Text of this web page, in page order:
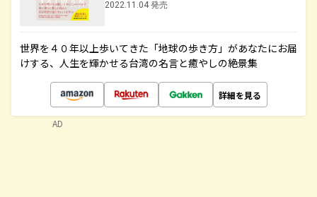
2022.11.04 発売
世界を４０年以上歩いてきた「地球の歩き方」があなたにお届
けする、人生を輝かせる台湾の名言と癒やしの絶景集
詳細を見る
AD